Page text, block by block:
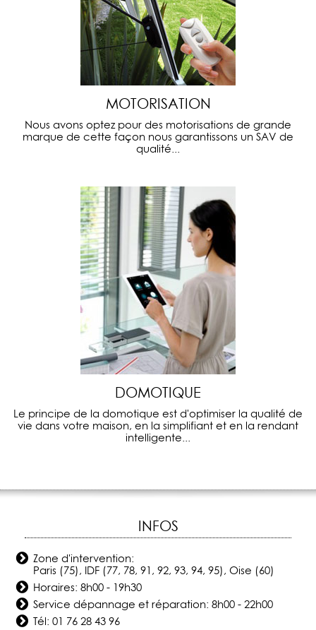
MOTORISATION
Nous avons optez pour des motorisations de grande
marque de cette façon nous garantissons un SAV de
qualité...
DOMOTIQUE
Le principe de la domotique est d'optimiser la qualité de
vie dans votre maison, en la simplifiant et en la rendant
intelligente...
INFOS
Zone d'intervention:
Paris (75), IDF (77, 78, 91, 92, 93, 94, 95), Oise (60)
Horaires: 8h00 - 19h30
Service dépannage et réparation: 8h00 - 22h00
Tél:01 76 28 43 96